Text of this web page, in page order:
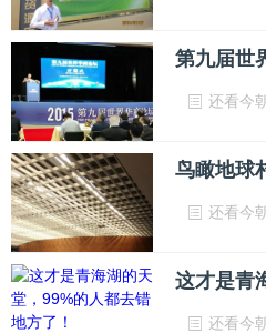
还看今
还看今
还看今